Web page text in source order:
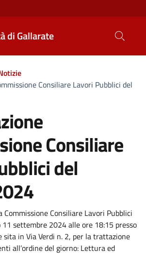
di Gallarate
Consiliare Lavori Pubblici del
Consiliare
del
notizia
Commissione Consiliare Lavori Pubblici
settembre 2024 alle ore 18:15 presso
sita in Via Verdi n. 2, per la trattazione
all’ordine del giorno: Lettura ed